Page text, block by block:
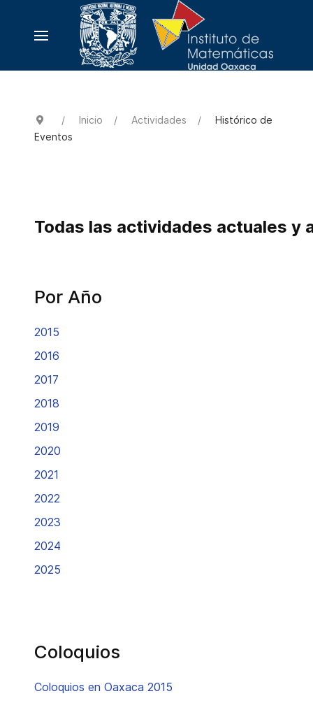
Inicio Actividades
Histórico de
Eventos
Todas las actividades actuales y
Por Año
2015
2016
2017
2018
2019
2020
2021
2022
2023
2024
2025
Coloquios
Coloquios en Oaxaca 2015